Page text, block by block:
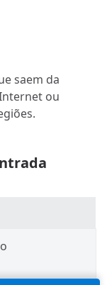
saem da
ou